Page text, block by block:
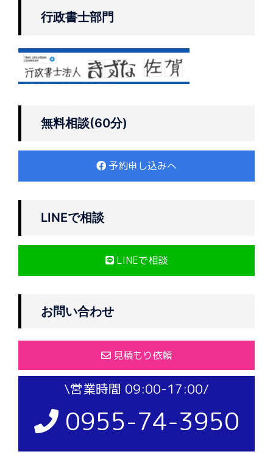
行政書士部門
無料相談(60分)
予約申し込みへ
LINEで相談
LINEで相談
お問い合わせ
見積もり依頼
\営業時間 09:00-17:00/
0955-74-3950